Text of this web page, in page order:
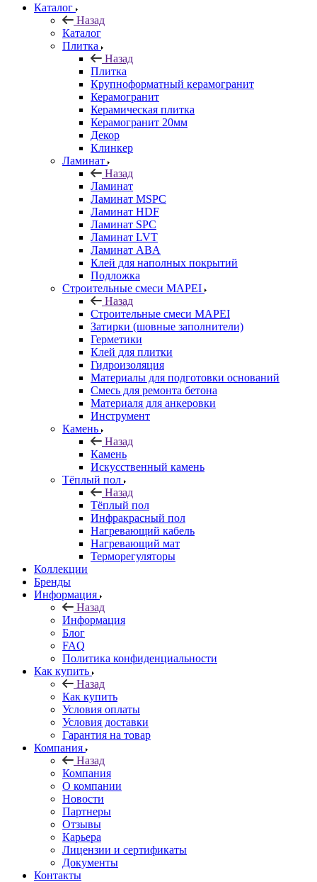
Каталог
Назад
Каталог
Плитка
Назад
Плитка
Крупноформатный керамогранит
Керамогранит
Керамическая плитка
Керамогранит 20мм
Декор
Клинкер
Ламинат
Назад
Ламинат
Ламинат MSPC
Ламинат HDF
Ламинат SPC
Ламинат LVT
Ламинат ABA
Клей для наполных покрытий
Подложка
Строительные смеси MAPEI
Назад
Строительные смеси MAPEI
Затирки (шовные заполнители)
Герметики
Клей для плитки
Гидроизоляция
Материалы для подготовки оснований
Смесь для ремонта бетона
Материаля для анкеровки
Инструмент
Камень
Назад
Камень
Искусственный камень
Тёплый пол
Назад
Тёплый пол
Инфракрасный пол
Нагревающий кабель
Нагревающий мат
Терморегуляторы
Коллекции
Бренды
Информация
Назад
Информация
Блог
FAQ
Политика конфиденциальности
Как купить
Назад
Как купить
Условия оплаты
Условия доставки
Гарантия на товар
Компания
Назад
Компания
О компании
Новости
Партнеры
Отзывы
Карьера
Лицензии и сертификаты
Документы
Контакты